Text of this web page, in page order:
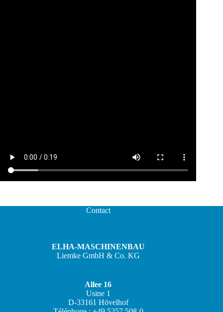
Contact
ELHA-MASCHINENBAU
Liemke GmbH & Co. KG
Allee 16
Usine 1
D-33161 Hövelhof